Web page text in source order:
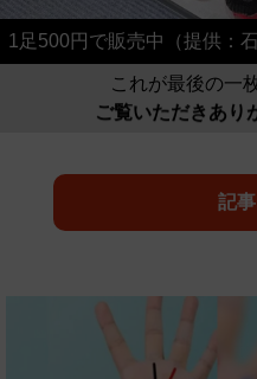
1足500円で販売中（提供：
これが最後の一
ご覧いただきあり
記